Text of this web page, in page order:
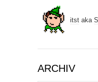
itst aka
ARCHIV